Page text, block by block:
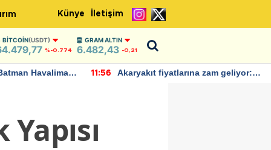
Künye İletişim
BITCOIN(USDT)
%-0.774
GRAM ALTIN
6.482,43 -0,21
Havalimanı
11:56
Akaryakıt fiyatlarına zam geliyor: